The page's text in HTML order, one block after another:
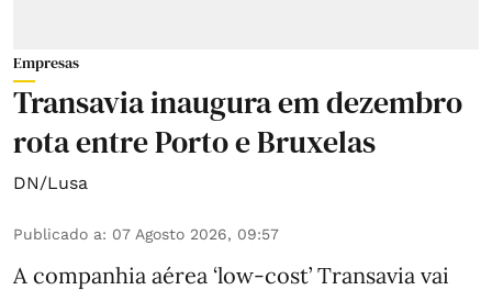
Empresas
Transavia inaugura em dezembro
rota entre Porto e Bruxelas
DN/Lusa
Publicado a: 07 Agosto 2026, 09:57
A companhia aérea ‘low-cost’ Transavia vai